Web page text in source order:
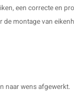
een correcte en
de montage van
naar wens afgewerkt.